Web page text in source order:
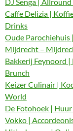
Caffe Delizia |
Drinks
Oude Parochiehuis
Mijdrecht –
Bakkerij Feynoord
Brunch
Keizer Culinair |
World
De Fotohoek |
Vokko |